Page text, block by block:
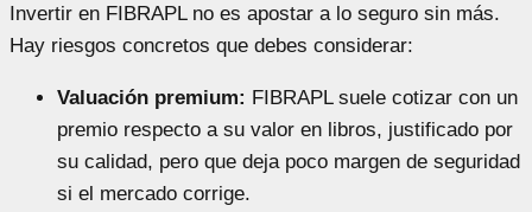
Invertir en FIBRAPL no es apostar a lo seguro sin más.
Hay riesgos concretos que debes considerar:
Valuación premium: FIBRAPL suele cotizar con un
premio respecto a su valor en libros, justificado por
su calidad, pero que deja poco margen de seguridad
si el mercado corrige.